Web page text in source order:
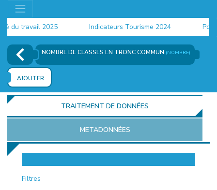
travail 2025 Indicateurs Tourisme 2024
NOMBRE DE CLASSES EN TRONC COMMUN (NOMBRE)
AJOUTER
TRAITEMENT DE DONNÉES
METADONNÉES
Filtres